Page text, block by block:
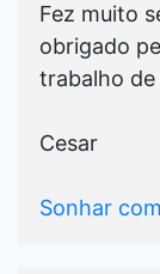
Fez muito
obrigado
trabalho de
Cesar
Sonhar